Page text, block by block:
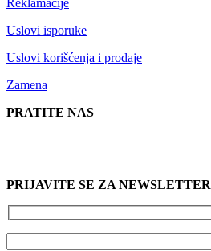
Uslovi isporuke
Uslovi korišćenja i prodaje
Zamena
PRATITE NAS
PRIJAVITE SE ZA NEWSLETTER